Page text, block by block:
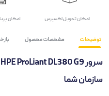
اﻣﮑﺎن ﺗﺤﻮﯾﻞ اﮐﺴﭙﺮس امکان
توضیحات مشخصات محصول
سازمان شما